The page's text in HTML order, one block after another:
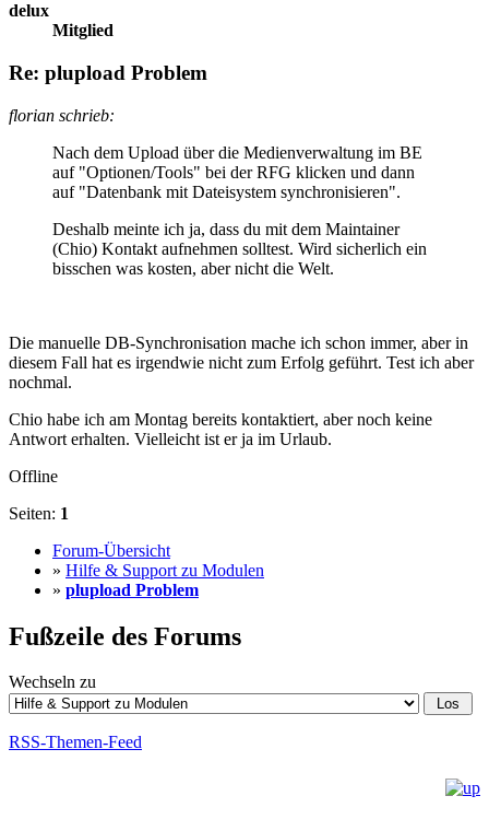
delux
Mitglied
Re: plupload Problem
florian schrieb:
Nach dem Upload über die Medienverwaltung im BE
auf "Optionen/Tools" bei der RFG klicken und dann
auf "Datenbank mit Dateisystem synchronisieren".
Deshalb meinte ich ja, dass du mit dem Maintainer
(Chio) Kontakt aufnehmen solltest. Wird sicherlich ein
bisschen was kosten, aber nicht die Welt.
Die manuelle DB-Synchronisation mache ich schon immer, aber in
diesem Fall hat es irgendwie nicht zum Erfolg geführt. Test ich aber
nochmal.
Chio habe ich am Montag bereits kontaktiert, aber noch keine
Antwort erhalten. Vielleicht ist er ja im Urlaub.
Offline
Seiten: 1
Forum-Übersicht
» Hilfe & Support zu Modulen
» plupload Problem
Fußzeile des Forums
Wechseln zu
RSS-Themen-Feed